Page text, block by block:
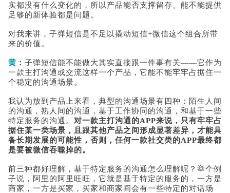
实都没有什么变化的，所以产品能否支撑留存、能不能提供
足够的新体验都是问题。
对我来讲，子弹短信是不足以撬动短信+微信这个组合所带
来的价值。
黄： 子弹短信能不能做大其实直接跟一件事有关——它作为
一款主打沟通或交流这样一个产品，它能不能牢牢占据住一
个稳定的沟通场景。
我认为放到产品上来看，典型的沟通场景有四种：陌生人间
的沟通，熟人间的沟通，基于工作协同的沟通，和基于一些
特定服务的沟通。 对一款主打沟通的APP来说，只有牢牢占
据住某一类场景，且跟其他产品之间形成显著差异，才能具
备长期发展的可能性，否则，任何一款社交类的APP最终都
是要被微信吞噬掉的。
前三种都好理解，基于特定服务的沟通怎么理解呢？举个例
子说，阿里的阿里旺旺，它就是基于特定的服务的，一方是
商家，一方是买家，买家和商家间会有一些特定的对话场